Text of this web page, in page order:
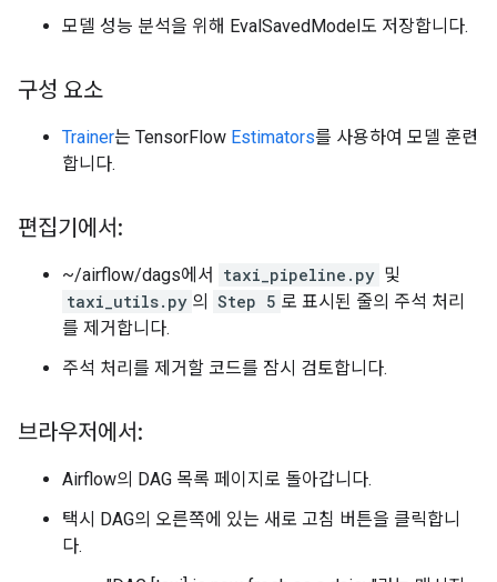
모델 성능 분석을 위해 EvalSavedModel도 저장합니다.
구성 요소
Trainer는 TensorFlow Estimators를 사용하여 모델 훈련
합니다.
편집기에서:
~/airflow/dags에서 taxi_pipeline.py 및
taxi_utils.py 의 Step 5 로 표시된 줄의 주석 처리
를 제거합니다.
주석 처리를 제거할 코드를 잠시 검토합니다.
브라우저에서:
Airflow의 DAG 목록 페이지로 돌아갑니다.
택시 DAG의 오른쪽에 있는 새로 고침 버튼을 클릭합니
다.